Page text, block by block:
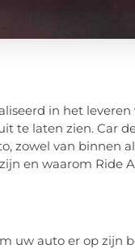
in het
te laten zien. Car
zowel van binnen
en waarom Ride
uw auto er op zijn